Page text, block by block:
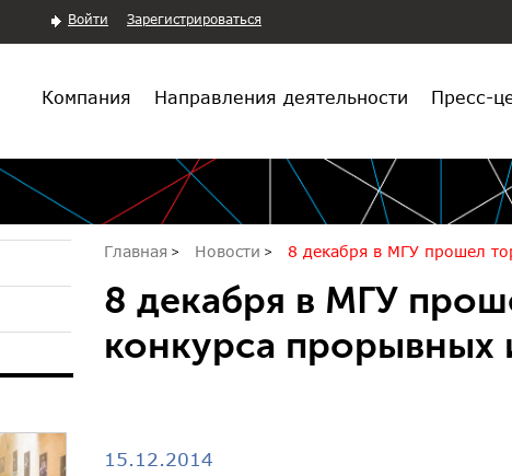
Войти Зарегистрироваться
Компания Направления деятельности Пресс-
Главная Новости 8 декабря в МГУ прошел
8 декабря в МГУ
конкурса прорывных
15.12.2014